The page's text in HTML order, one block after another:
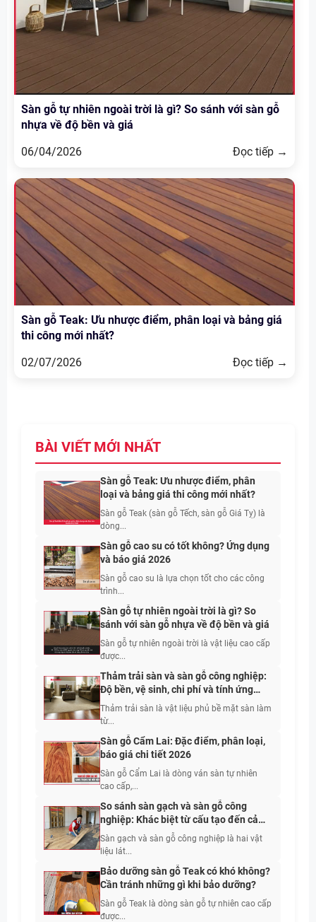
Sàn gỗ tự nhiên ngoài trời là gì? So sánh với sàn gỗ
nhựa về độ bền và giá
06/04/2026
Đọc tiếp →
Sàn gỗ Teak: Ưu nhược điểm, phân loại và bảng giá
thi công mới nhất?
02/07/2026
Đọc tiếp →
BÀI VIẾT MỚI NHẤT
Sàn gỗ Teak: Ưu nhược điểm, phân
loại và bảng giá thi công mới nhất?
Sàn gỗ Teak (sàn gỗ Tếch, sàn gỗ Giá Tỵ) là
dòng...
Sàn gỗ cao su có tốt không? Ứng dụng
và báo giá 2026
Sàn gỗ cao su là lựa chọn tốt cho các công
trình...
Sàn gỗ tự nhiên ngoài trời là gì? So
sánh với sàn gỗ nhựa về độ bền và giá
Sàn gỗ tự nhiên ngoài trời là vật liệu cao cấp
được...
Thảm trải sàn và sàn gỗ công nghiệp:
Độ bền, vệ sinh, chi phí và tính ứng
dụng
Thảm trải sàn là vật liệu phủ bề mặt sàn làm
từ...
Sàn gỗ Cẩm Lai: Đặc điểm, phân loại,
báo giá chi tiết 2026
Sàn gỗ Cẩm Lai là dòng ván sàn tự nhiên
cao cấp,...
So sánh sàn gạch và sàn gỗ công
nghiệp: Khác biệt từ cấu tạo đến cảm
giác sử dụng
Sàn gạch và sàn gỗ công nghiệp là hai vật
liệu lát...
Bảo dưỡng sàn gỗ Teak có khó không?
Cần tránh những gì khi bảo dưỡng?
Sàn gỗ Teak là dòng sàn gỗ tự nhiên cao cấp
được...